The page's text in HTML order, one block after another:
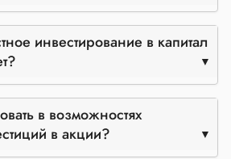
инвестирование в капитал
в возможностях
в акции?